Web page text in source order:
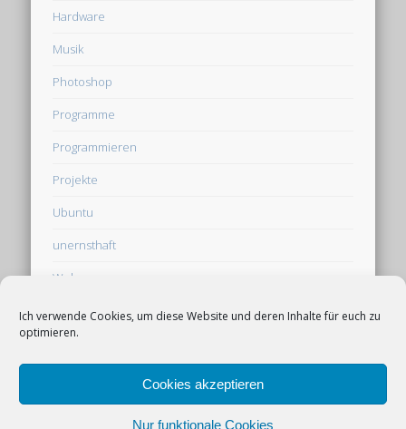
Ich verwende Cookies, um diese Website und deren Inhalte für euch zu
optimieren.
Cookies akzeptieren
Nur funktionale Cookies
Hardware
Musik
Photoshop
Programme
Programmieren
Projekte
Ubuntu
unernsthaft
Web
Webseite
Werbung auf derpfaff.de
Cookie-Richtlinie (EU)